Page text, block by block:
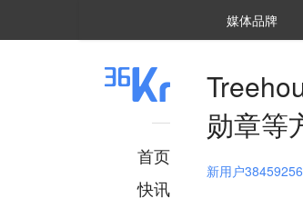
媒体品牌
首页
快讯
勋章等
新用户38459256